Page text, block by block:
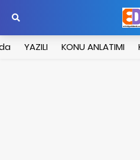
KONU ANLATIMI
YAZILI